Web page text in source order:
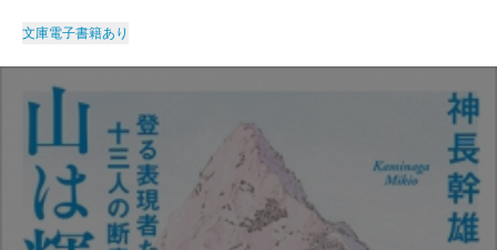
文庫電子書籍あり